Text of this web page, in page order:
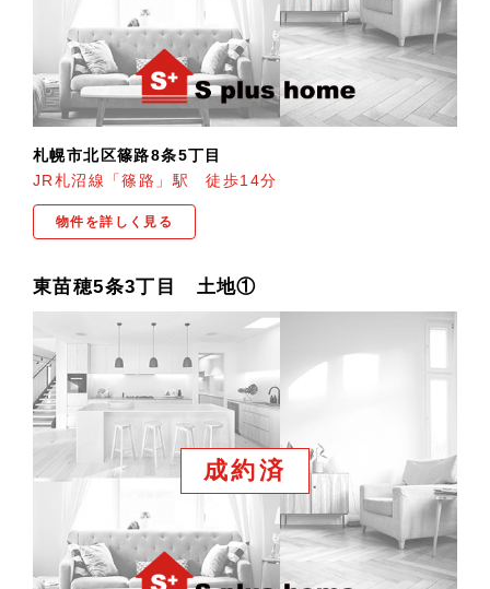
札幌市北区篠路8条5丁目
JR札沼線「篠路」駅 徒歩14分
物件を詳しく見る
東苗穂5条3丁目 土地①
成約済